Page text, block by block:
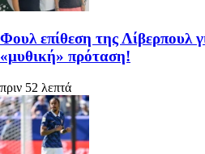
Φουλ επίθεση της Λίβερπουλ
«μυθική» πρόταση!
πριν 52 λεπτά